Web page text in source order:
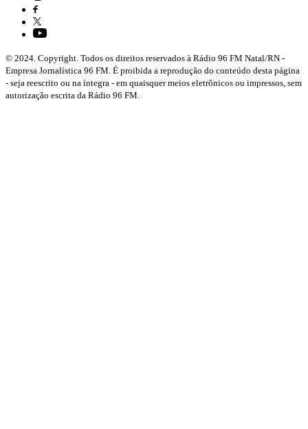
© 2024. Copyright. Todos os direitos reservados à Rádio 96 FM Natal/RN -
Empresa Jornalística 96 FM. É proibida a reprodução do conteúdo desta página
- seja reescrito ou na íntegra - em quaisquer meios eletrônicos ou impressos, sem
autorização escrita da Rádio 96 FM.